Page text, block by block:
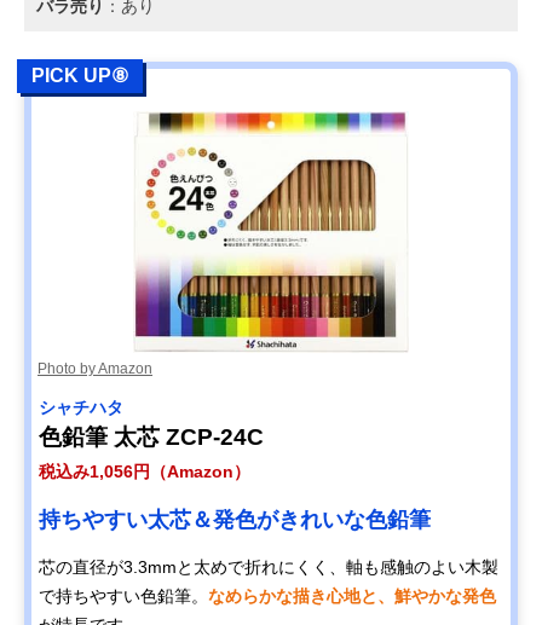
バラ売り ：あり
PICK UP⑧
Photo by Amazon
シャチハタ
‎色鉛筆 太芯 ZCP-24C
税込み1,056円（Amazon）
持ちやすい太芯＆発色がきれいな色鉛筆
芯の直径が3.3mmと太めで折れにくく、軸も感触のよい木製
で持ちやすい色鉛筆。 なめらかな描き心地と、鮮やかな発色